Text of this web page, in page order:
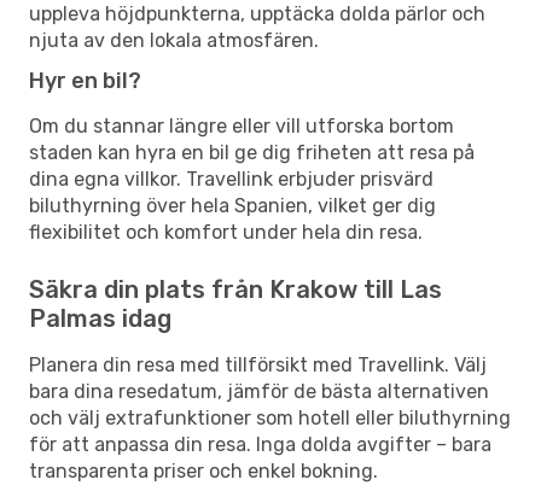
uppleva höjdpunkterna, upptäcka dolda pärlor och
njuta av den lokala atmosfären.
Hyr en bil?
Om du stannar längre eller vill utforska bortom
staden kan hyra en bil ge dig friheten att resa på
dina egna villkor. Travellink erbjuder prisvärd
biluthyrning över hela Spanien, vilket ger dig
flexibilitet och komfort under hela din resa.
Säkra din plats från Krakow till Las
Palmas idag
Planera din resa med tillförsikt med Travellink. Välj
bara dina resedatum, jämför de bästa alternativen
och välj extrafunktioner som hotell eller biluthyrning
för att anpassa din resa. Inga dolda avgifter – bara
transparenta priser och enkel bokning.